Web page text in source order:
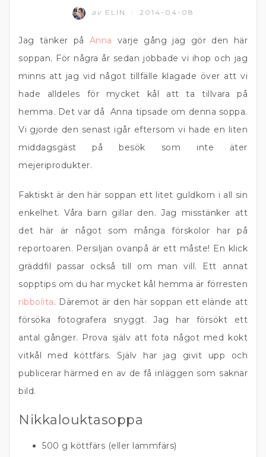
av ELIN 2014-04-08
Jag tänker på Anna varje gång jag gör den här
soppan. För några år sedan jobbade vi ihop och jag
minns att jag vid något tillfälle klagade över att vi
hade alldeles för mycket kål att ta tillvara på
hemma. Det var då Anna tipsade om denna soppa.
Vi gjorde den senast igår eftersom vi hade en liten
middagsgäst på besök som inte äter
mejeriprodukter.
Faktiskt är den här soppan ett litet guldkorn i all sin
enkelhet. Våra barn gillar den. Jag misstänker att
det här är något som många förskolor har på
reportoaren. Persiljan ovanpå är ett måste! En klick
gräddfil passar också till om man vill. Ett annat
sopptips om du har mycket kål hemma är förresten
ribbolita. Däremot är den här soppan ett elände att
försöka fotografera snyggt. Jag har försökt ett
antal gånger. Prova själv att fota något med kokt
vitkål med köttfärs. Själv har jag givit upp och
publicerar härmed en av de få inläggen som saknar
bild.
Nikkalouktasoppa
500 g köttfärs (eller lammfärs)